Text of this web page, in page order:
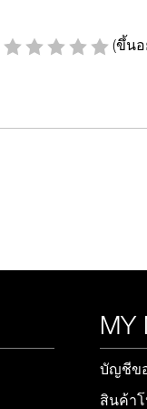
(ขึ้นอ
MY
บัญชีข
สินค้า